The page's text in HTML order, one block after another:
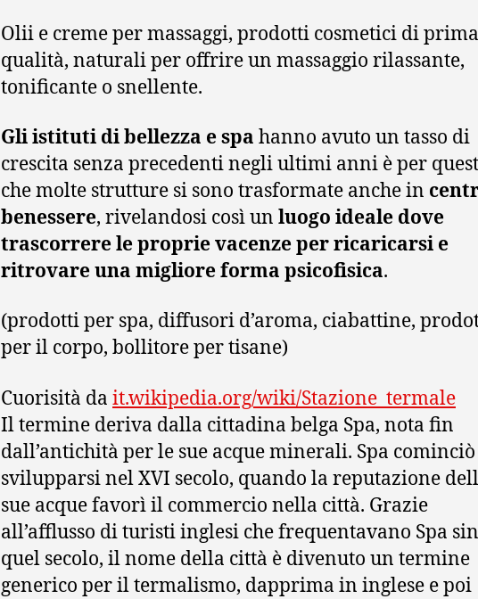
Olii e creme per massaggi, prodotti cosmetici di prima
qualità, naturali per offrire un massaggio rilassante,
tonificante o snellente.
Gli istituti di bellezza e spa hanno avuto un tasso di
crescita senza precedenti negli ultimi anni è per
che molte strutture si sono trasformate anche in
benessere, rivelandosi così un luogo ideale dove
trascorrere le proprie vacenze per ricaricarsi e
ritrovare una migliore forma psicofisica.
(prodotti per spa, diffusori d’aroma, ciabattine,
per il corpo, bollitore per tisane)
Cuorisità da it.wikipedia.org/wiki/Stazione_termale
Il termine deriva dalla cittadina belga Spa, nota fin
dall’antichità per le sue acque minerali. Spa cominciò
svilupparsi nel XVI secolo, quando la reputazione
sue acque favorì il commercio nella città. Grazie
all’afflusso di turisti inglesi che frequentavano Spa
quel secolo, il nome della città è divenuto un termine
generico per il termalismo, dapprima in inglese e poi